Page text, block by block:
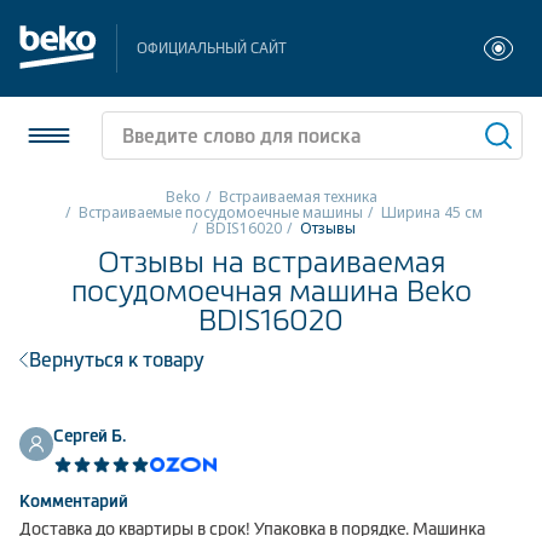
ОФИЦИАЛЬНЫЙ САЙТ
Стиральные и сушильные машины
Встраиваемая техника
Малая бытовая техника
Beko Встраиваемая техника
Встраиваемые посудомоечные машины Ширина 45 см
BDIS16020 Отзывы
Отзывы на встраиваемая
посудомоечная машина Beko
BDIS16020
Вернуться к товару
Сергей Б.
Комментарий
Доставка до квартиры в срок! Упаковка в порядке. Машинка